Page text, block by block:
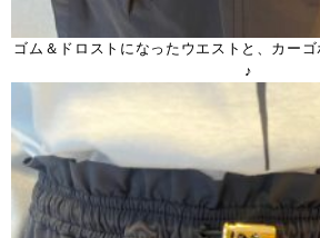
ゴム＆ドロストになったウエストと、カー
♪